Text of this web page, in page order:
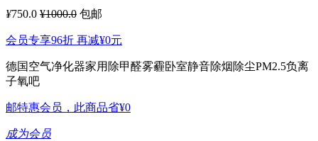
¥750.0 ¥1000.0 包邮
会员专享96折 再减¥0元
德国空气净化器家用除甲醛雾霾卧室静音除烟除尘PM2.5负离
子氧吧
邮特惠会员，此商品省¥0
成为会员